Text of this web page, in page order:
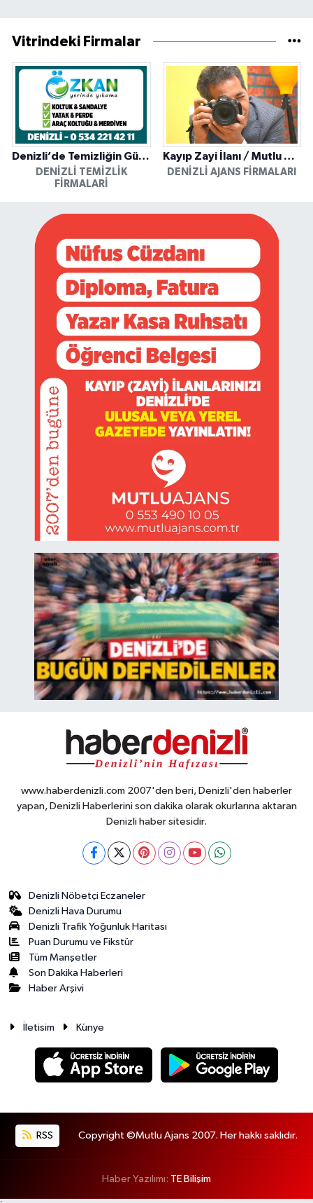
Vitrindeki Firmalar
Denizli’de Temizliğin Güvenilir Adresi: Özkan Yerinde Yıkama
DENIZLI TEMIZLIK
FIRMALARI
Kayıp Zayi İlanı / Mutlu Ajans / Denizli
DENIZLI AJANS FIRMALARI
www.haberdenizli.com 2007'den beri, Denizli'den haberler
yapan, Denizli Haberlerini son dakika olarak okurlarına aktaran
Denizli haber sitesidir.
Denizli Nöbetçi Eczaneler
Denizli Hava Durumu
Denizli Trafik Yoğunluk Haritası
Puan Durumu ve Fikstür
Tüm Manşetler
Son Dakika Haberleri
Haber Arşivi
İletisim Künye
RSS Copyright ©Mutlu Ajans 2007. Her hakkı saklıdır.
Haber Yazılımı: TE Bilişim